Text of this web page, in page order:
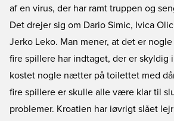
af en virus, der har ramt truppen og
Det drejer sig om Dario Simic, Ivica
Jerko Leko. Man mener, at det er
fire spillere har indtaget, der er skyldig
kostet nogle nætter på toilettet med
fire spillere er skulle alle være klar til
problemer. Kroatien har iøvrigt slået